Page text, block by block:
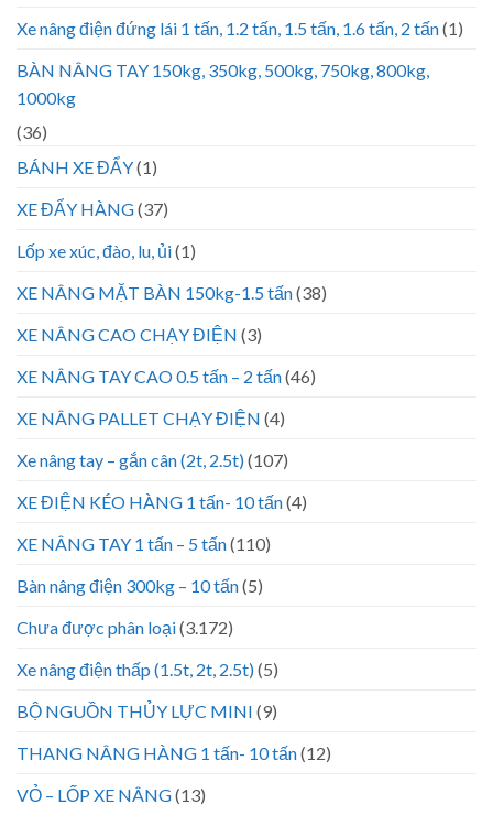
Xe nâng điện đứng lái 1 tấn, 1.2 tấn, 1.5 tấn, 1.6 tấn, 2 tấn(1)
BÀN NÂNG TAY 150kg, 350kg, 500kg, 750kg, 800kg,
1000kg
(36)
BÁNH XE ĐẨY(1)
XE ĐẨY HÀNG(37)
Lốp xe xúc, đào, lu, ủi(1)
XE NÂNG MẶT BÀN 150kg-1.5 tấn(38)
XE NÂNG CAO CHẠY ĐIỆN (3)
XE NÂNG TAY CAO 0.5 tấn – 2 tấn(46)
XE NÂNG PALLET CHẠY ĐIỆN (4)
Xe nâng tay – gắn cân (2t, 2.5t)(107)
XE ĐIỆN KÉO HÀNG 1 tấn- 10 tấn(4)
XE NÂNG TAY 1 tấn – 5 tấn(110)
Bàn nâng điện 300kg – 10 tấn(5)
Chưa được phân loại(3.172)
Xe nâng điện thấp (1.5t, 2t, 2.5t)(5)
BỘ NGUỒN THỦY LỰC MINI (9)
THANG NÂNG HÀNG 1 tấn- 10 tấn(12)
VỎ – LỐP XE NÂNG(13)